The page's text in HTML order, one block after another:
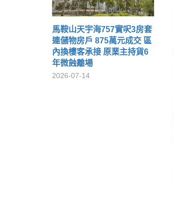
馬鞍山天宇海757實呎3房套
連儲物房戶 875萬元成交 區
內換樓客承接 原業主持貨6
年微蝕離場
2026-07-14